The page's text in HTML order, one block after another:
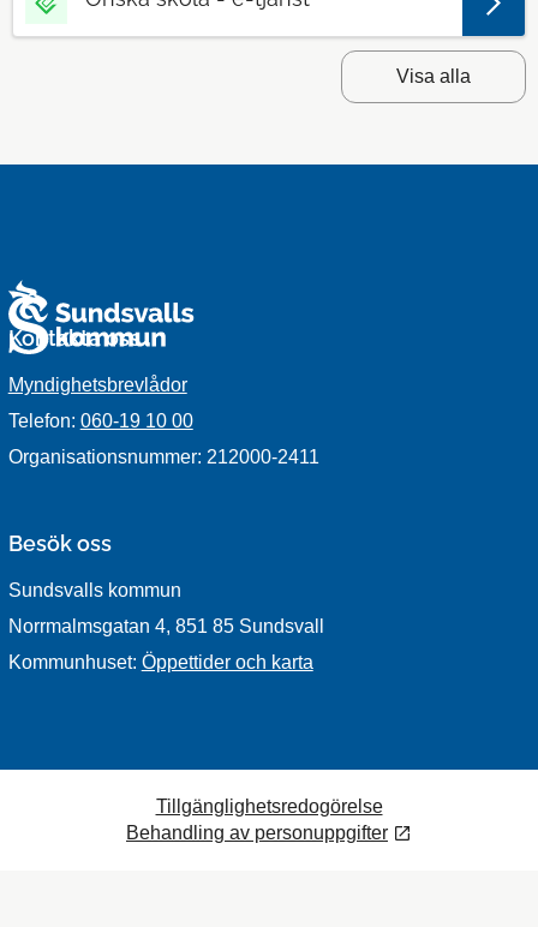
Visa alla
Kontakta oss
Myndighetsbrevlådor
Telefon: 060-19 10 00
Organisationsnummer: 212000-2411
Besök oss
Sundsvalls kommun
Norrmalmsgatan 4, 851 85 Sundsvall
Kommunhuset: Öppettider och karta
Tillgänglighetsredogörelse
Behandling av personuppgifter